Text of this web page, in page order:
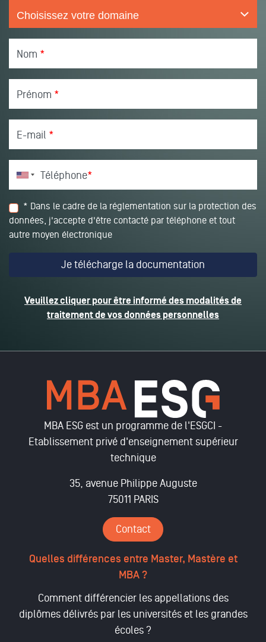
Nom *
Prénom *
E-mail *
Téléphone*
* Dans le cadre de la réglementation sur la protection des
données, j'accepte d'être contacté par téléphone et tout
autre moyen électronique
Veuillez cliquer pour être informé des modalités de
traitement de vos données personnelles
MBA ESG est un programme de l'ESGCI -
Etablissement privé d'enseignement supérieur
technique
35, avenue Philippe Auguste
75011 PARIS
Contact
Quelles différences entre Master, Mastère et
MBA ?
Comment différencier les appellations des
diplômes délivrés par les universités et les grandes
écoles ?